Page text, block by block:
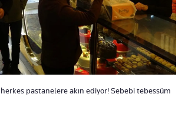
pastanelere akın ediyor! Sebebi tebessüm